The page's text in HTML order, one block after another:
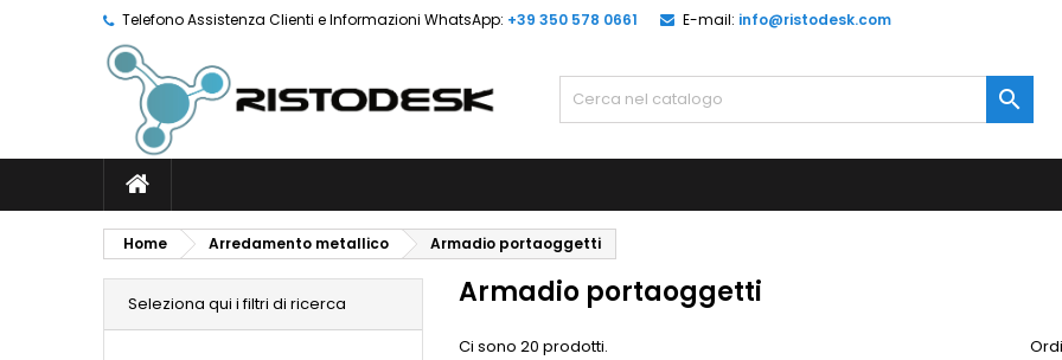
Telefono Assistenza Clienti e Informazioni WhatsApp: +39 350 578 0661 E-mail: info@ristodesk.com

Home Arredamento metallico Armadio portaoggetti
Seleziona qui i filtri di ricerca Armadio portaoggetti
Ci sono 20 prodotti.